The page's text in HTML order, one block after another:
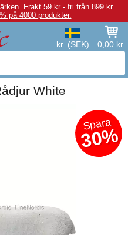
Frakt 59 kr - fri från 899 kr.
på 4000 produkter.
kr. (SEK) 0,00 kr.
White
Spara
30%